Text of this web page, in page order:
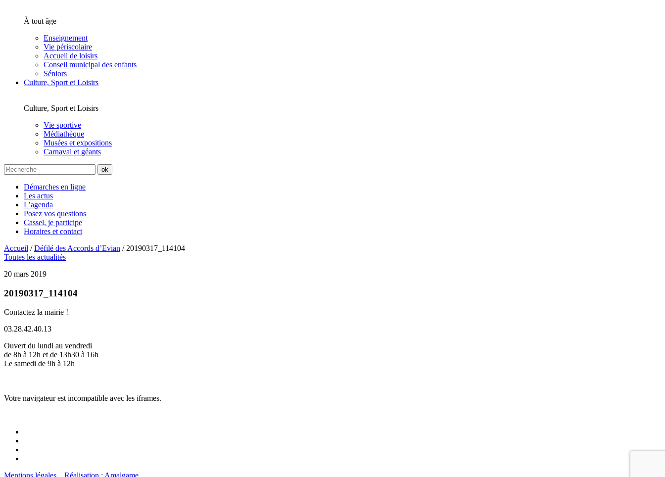
À tout âge
Enseignement
Vie périscolaire
Accueil de loisirs
Conseil municipal des enfants
Séniors
Culture, Sport et Loisirs
Culture, Sport et Loisirs
Vie sportive
Médiathèque
Musées et expositions
Carnaval et géants
Démarches en ligne
Les actus
L’agenda
Posez vos questions
Cassel, je participe
Horaires et contact
Accueil /Défilé des Accords d’Evian / 20190317_114104
Toutes les actualités
20 mars 2019
20190317_114104
Contactez la mairie !
03.28.42.40.13
Ouvert du lundi au vendredi
de 8h à 12h et de 13h30 à 16h
Le samedi de 9h à 12h
Votre navigateur est incompatible avec les iframes.